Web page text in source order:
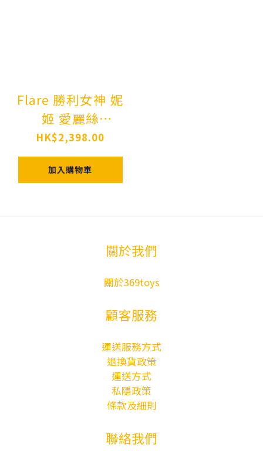
Flare 勝利女神 妮
姬 愛麗絲
Goddess of
Victory: Nikke
Alice FIGURE
HK$2,398.00
加入購物車
關於我們
關於369toys
顧客服務
運送服務方式
退換貨政策
運送方式
私隱政策
條款及細則
聯絡我們